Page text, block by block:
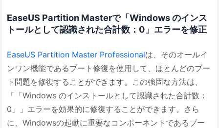
EaseUS Partition Masterで「Windows のインス
トールとして認識された合計数：0」エラーを修正
EaseUS Partition Master Professionalは、そのオールイ
ンワン機能であるブート修復を使用して、ほとんどのブー
ト問題を修復することができます。この強固な方法は、
「「Windows のインストールとして認識された合計数：
0」」エラーを効果的に修復することができます。さら
に、Windowsの起動に重要なコンポーネントであるブー